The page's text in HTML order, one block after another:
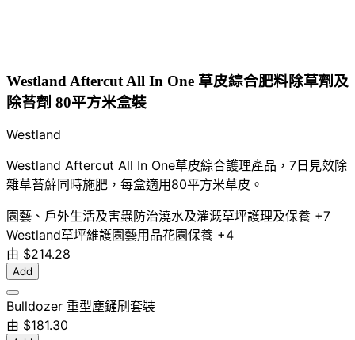
Westland Aftercut All In One 草皮綜合肥料除草劑及
除苔劑 80平方米盒裝
Westland
Westland Aftercut All In One草皮綜合護理產品，7日見效除
雜草苔蘚同時施肥，每盒適用80平方米草皮。
園藝、戶外生活及害蟲防治澆水及灌溉草坪護理及保養 +7
Westland草坪維護園藝用品花園保養 +4
由 $214.28
Add
Bulldozer 重型塵鏟刷套裝
由 $181.30